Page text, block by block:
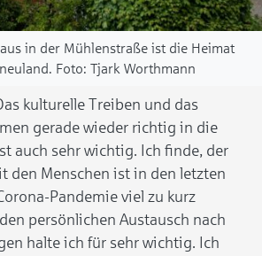
in der Mühlenstraße ist die Heimat
Tjark Worthmann
kulturelle Treiben und das
gerade wieder richtig in die
auch sehr wichtig. Ich finde, der
den Menschen ist in den letzten
Pandemie viel zu kurz
persönlichen Austausch nach
halte ich für sehr wichtig. Ich